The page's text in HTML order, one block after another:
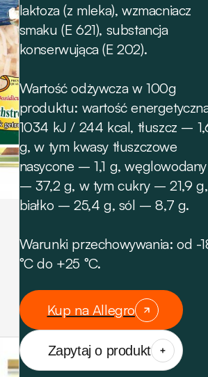
laktoza (z mleka), wzmacniacz
smaku (E 621), substancja
konserwująca (E 202).
Wartość odżywcza w 100g
produktu: wartość
1034 kJ / 244 kcal, tłuszcz –
g, w tym kwasy tłuszczowe
nasycone – 1,1 g, węglowodany
– 37,2 g, w tym cukry – 21,9 g,
białko – 25,4 g, sól – 8,7 g.
Warunki przechowywania: od -
°C do +25 °C.
Kup na Allegro
Zapytaj o produkt